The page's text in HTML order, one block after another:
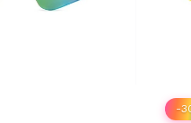
-